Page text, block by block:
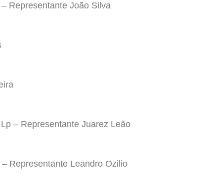
– Representante João Silva
Lp – Representante Juarez Leão
– Representante Leandro Ozilio